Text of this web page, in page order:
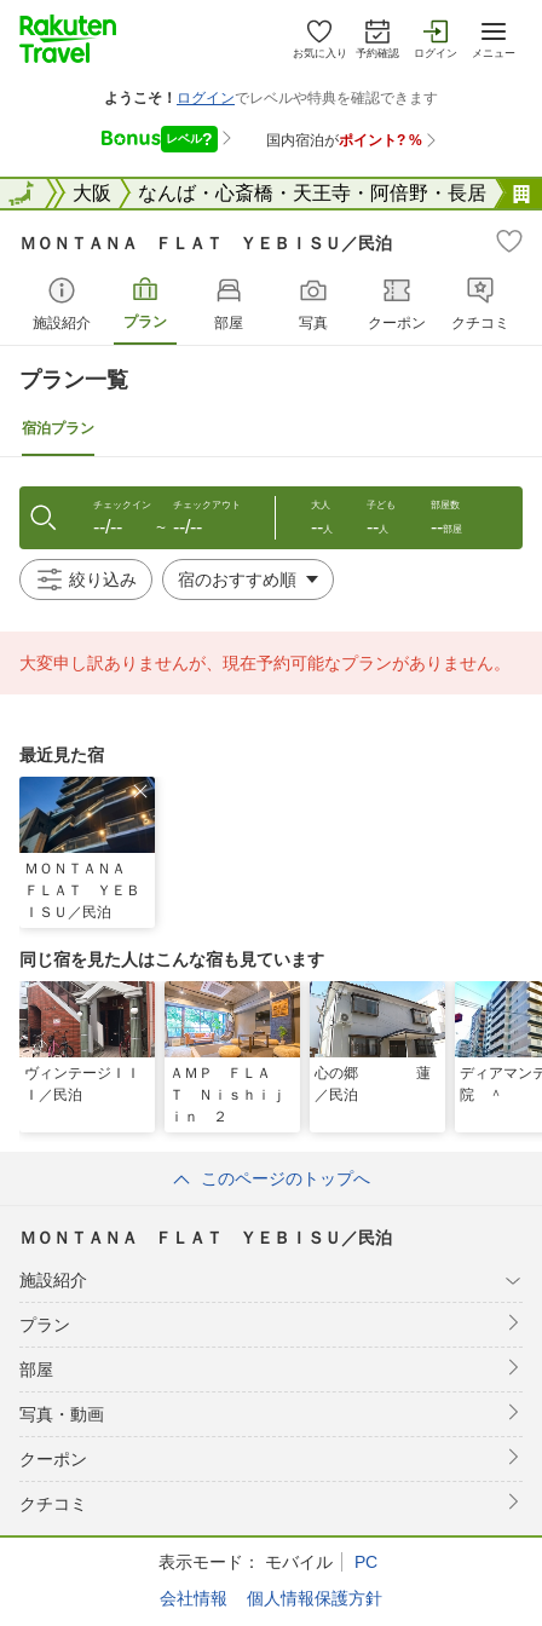
お気に入り 予約確認 ログイン メニュー
阪府 大阪 なんば・心斎橋・天王寺・阿倍野・長居
全国
ＭＯＮＴＡＮＡ ＦＬＡＴ ＹＥＢＩＳＵ／民泊
施設紹介 プラン 部屋 写真 クーポン クチコミ
プラン一覧
宿泊プラン
チェックイン
--/-- 〜
チェックアウト
--/--
大人
--人
子ども
--人
部屋数
--部屋
絞り込み
大変申し訳ありませんが、現在予約可能なプランがありません。
最近見た宿
ＭＯＮＴＡＮＡ
ＦＬＡＴ ＹＥＢ
ＩＳＵ／民泊
同じ宿を見た人はこんな宿も見ています
ヴィンテージＩＩ
Ｉ／民泊
ＡＭＰ ＦＬＡ
Ｔ Ｎｉｓｈｉｊ
ｉｎ ２
心の郷 蓮
／民泊
ディアマン
院 ＾
このページのトップへ
ＭＯＮＴＡＮＡ ＦＬＡＴ ＹＥＢＩＳＵ／民泊
施設紹介
プラン
部屋
写真・動画
クーポン
クチコミ
表示モード： モバイル
PC
会社情報
個人情報保護方針